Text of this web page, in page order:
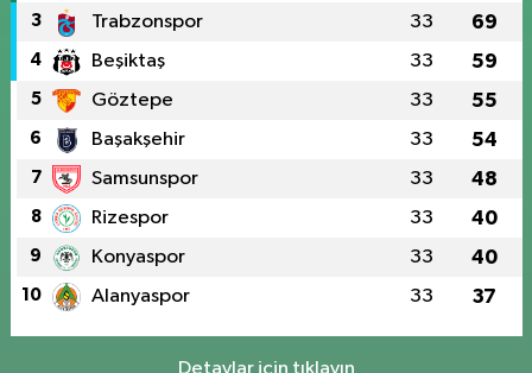
3 Trabzonspor 33 69
4 Beşiktaş 33 59
5 Göztepe 33 55
6 Başakşehir 33 54
7 Samsunspor 33 48
8 Rizespor 33 40
9 Konyaspor 33 40
10 Alanyaspor 33 37
Detaylar için tıklayın